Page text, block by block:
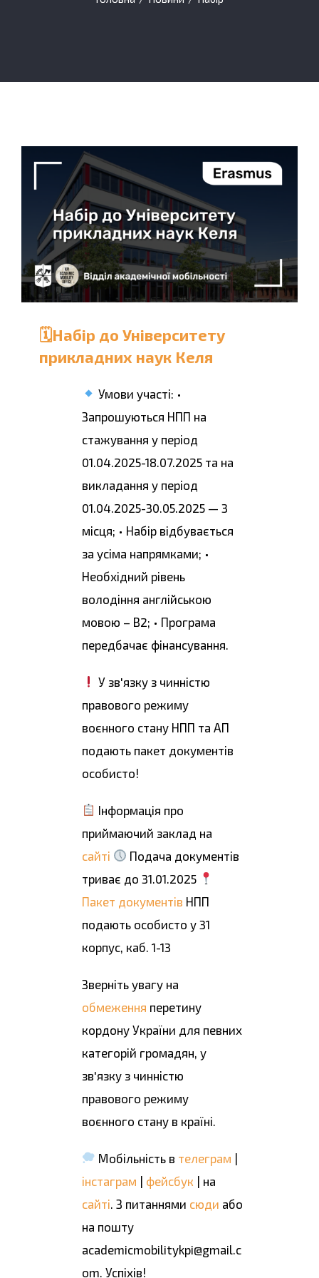
🗓Набір до Університету
прикладних наук Келя
Умови участі: •
Запрошуються НПП на
стажування у період
01.04.2025-18.07.2025 та на
викладання у період
01.04.2025-30.05.2025 — 3
місця; • Набір відбувається
за усіма напрямками; •
Необхідний рівень
володіння англійською
мовою – В2; • Програма
передбачає фінансування.
У зв'язку з чинністю
правового режиму
воєнного стану НПП та АП
подають пакет документів
особисто!
Інформація про
приймаючий заклад на
сайті
Подача документів
триває до 31.01.2025
Пакет документів НПП
подають особисто у 31
корпус, каб. 1-13
Зверніть увагу на
обмеження перетину
кордону України для певних
категорій громадян, у
зв'язку з чинністю
правового режиму
воєнного стану в країні.
Мобільність в телеграм |
інстаграм | фейсбук | на
сайті . З питаннями сюди або
на пошту
academicmobilitykpi@gmail.c
om. Успіхів!